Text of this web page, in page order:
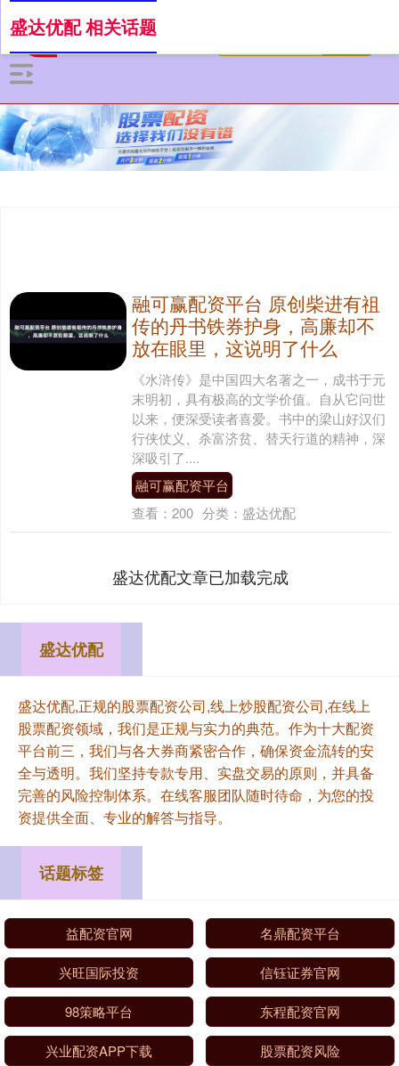
盛达优配 相关话题
融可赢配资平台 原创柴进有祖
传的丹书铁券护身，高廉却不
放在眼里，这说明了什么
《水浒传》是中国四大名著之一，成书于元
末明初，具有极高的文学价值。自从它问世
以来，便深受读者喜爱。书中的梁山好汉们
行侠仗义、杀富济贫、替天行道的精神，深
深吸引了....
融可赢配资平台
查看： 200 分类： 盛达优配
盛达优配文章已加载完成
盛达优配
盛达优配,正规的股票配资公司,线上炒股配资公司,在线上
股票配资领域，我们是正规与实力的典范。作为十大配资
平台前三，我们与各大券商紧密合作，确保资金流转的安
全与透明。我们坚持专款专用、实盘交易的原则，并具备
完善的风险控制体系。在线客服团队随时待命，为您的投
资提供全面、专业的解答与指导。
话题标签
益配资官网 名鼎配资平台
兴旺国际投资 信钰证券官网
98策略平台 东程配资官网
兴业配资APP下载 股票配资风险